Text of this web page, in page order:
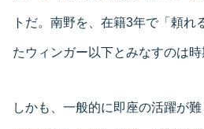
トだ。南野を、在籍3年で「頼れ
たウィンガー以下とみなすのは時
しかも、一般的に即座の活躍が